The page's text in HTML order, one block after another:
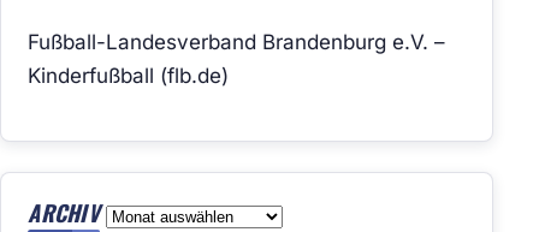
Fußball-Landesverband Brandenburg e.V. –
Kinderfußball (flb.de)
ARCHIV Archiv